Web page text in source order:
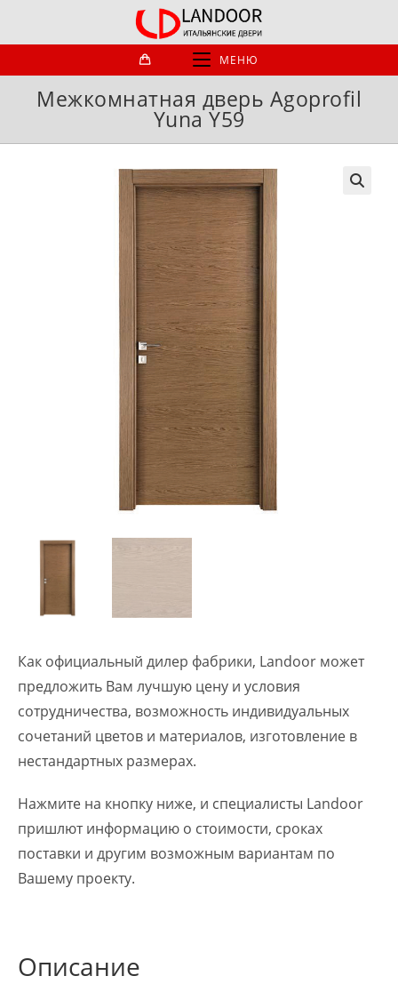
МЕНЮ
Межкомнатная дверь Agoprofil
Yuna Y59
Как официальный дилер фабрики, Landoor может
предложить Вам лучшую цену и условия
сотрудничества, возможность индивидуальных
сочетаний цветов и материалов, изготовление в
нестандартных размерах.
Нажмите на кнопку ниже, и специалисты Landoor
пришлют информацию о стоимости, сроках
поставки и другим возможным вариантам по
Вашему проекту.
Описание